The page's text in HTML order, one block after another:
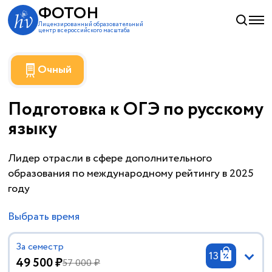
ФОТОН
Лицензированный образовательный
центр всероссийского масштаба
Очный
Подготовка к ОГЭ по русскому
языку
Лидер отрасли в сфере дополнительного
образования по международному рейтингу в 2025
году
Выбрать время
За семестр
49 500 ₽57 000 ₽ 13